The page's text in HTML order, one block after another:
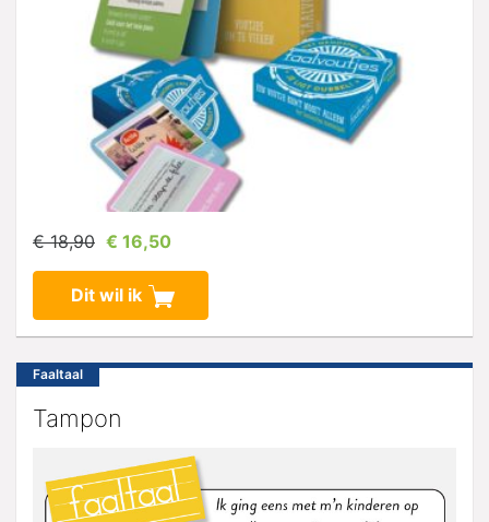
€ 18,90 € 16,50
Dit wil ik
Faaltaal
Tampon